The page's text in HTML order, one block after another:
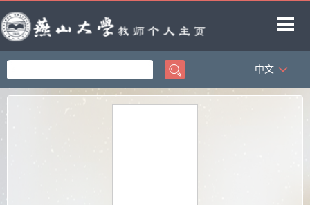
首页
科学研究
中文